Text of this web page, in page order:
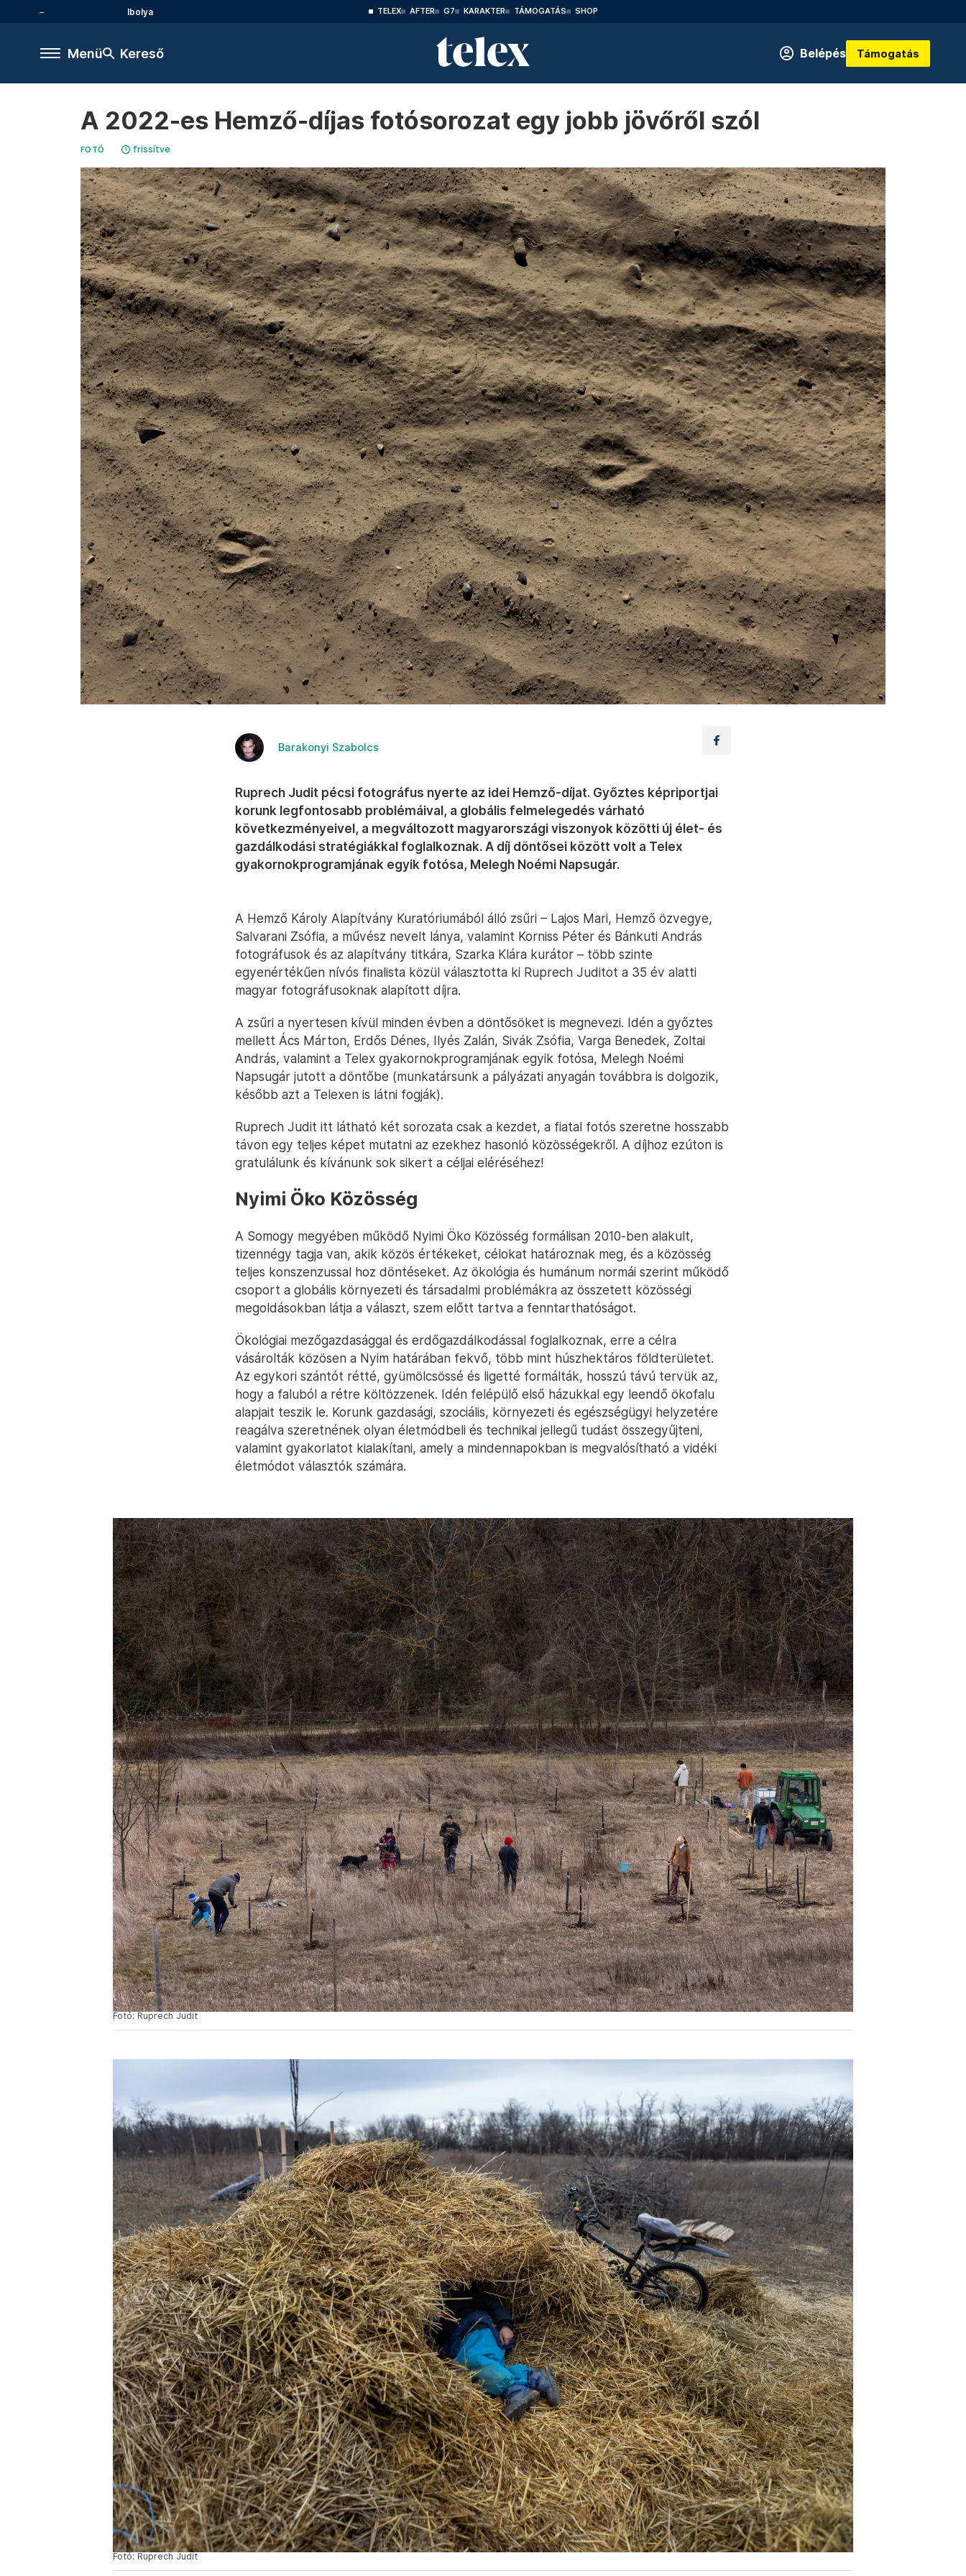
Ibolya TELEX AFTER G7 KARAKTER TÁMOGATÁS SHOP
Menü Kereső Belépés Támogatás
A 2022-es Hemző-díjas fotósorozat egy jobb jövőről szól
FOTÓ frissítve
Barakonyi Szabolcs
Ruprech Judit pécsi fotográfus nyerte az idei Hemző-díjat. Győztes képriportjai
korunk legfontosabb problémáival, a globális felmelegedés várható
következményeivel, a megváltozott magyarországi viszonyok közötti új élet- és
gazdálkodási stratégiákkal foglalkoznak. A díj döntősei között volt a Telex
gyakornokprogramjának egyik fotósa, Melegh Noémi Napsugár.
A Hemző Károly Alapítvány Kuratóriumából álló zsűri – Lajos Mari, Hemző özvegye,
Salvarani Zsófia, a művész nevelt lánya, valamint Korniss Péter és Bánkuti András
fotográfusok és az alapítvány titkára, Szarka Klára kurátor – több szinte
egyenértékűen nívós finalista közül választotta ki Ruprech Juditot a 35 év alatti
magyar fotográfusoknak alapított díjra.
A zsűri a nyertesen kívül minden évben a döntősöket is megnevezi. Idén a győztes
mellett Ács Márton, Erdős Dénes, Ilyés Zalán, Sivák Zsófia, Varga Benedek, Zoltai
András, valamint a Telex gyakornokprogramjának egyik fotósa, Melegh Noémi
Napsugár jutott a döntőbe (munkatársunk a pályázati anyagán továbbra is dolgozik,
később azt a Telexen is látni fogják).
Ruprech Judit itt látható két sorozata csak a kezdet, a fiatal fotós szeretne hosszabb
távon egy teljes képet mutatni az ezekhez hasonló közösségekről. A díjhoz ezúton is
gratulálunk és kívánunk sok sikert a céljai eléréséhez!
Nyimi Öko Közösség
A Somogy megyében működő Nyimi Öko Közösség formálisan 2010-ben alakult,
tizennégy tagja van, akik közös értékeket, célokat határoznak meg, és a közösség
teljes konszenzussal hoz döntéseket. Az ökológia és humánum normái szerint működő
csoport a globális környezeti és társadalmi problémákra az összetett közösségi
megoldásokban látja a választ, szem előtt tartva a fenntarthatóságot.
Ökológiai mezőgazdasággal és erdőgazdálkodással foglalkoznak, erre a célra
vásárolták közösen a Nyim határában fekvő, több mint húszhektáros földterületet.
Az egykori szántót rétté, gyümölcsössé és ligetté formálták, hosszú távú tervük az,
hogy a faluból a rétre költözzenek. Idén felépülő első házukkal egy leendő ökofalu
alapjait teszik le. Korunk gazdasági, szociális, környezeti és egészségügyi helyzetére
reagálva szeretnének olyan életmódbeli és technikai jellegű tudást összegyűjteni,
valamint gyakorlatot kialakítani, amely a mindennapokban is megvalósítható a vidéki
életmódot választók számára.
Fotó: Ruprech Judit
Fotó: Ruprech Judit